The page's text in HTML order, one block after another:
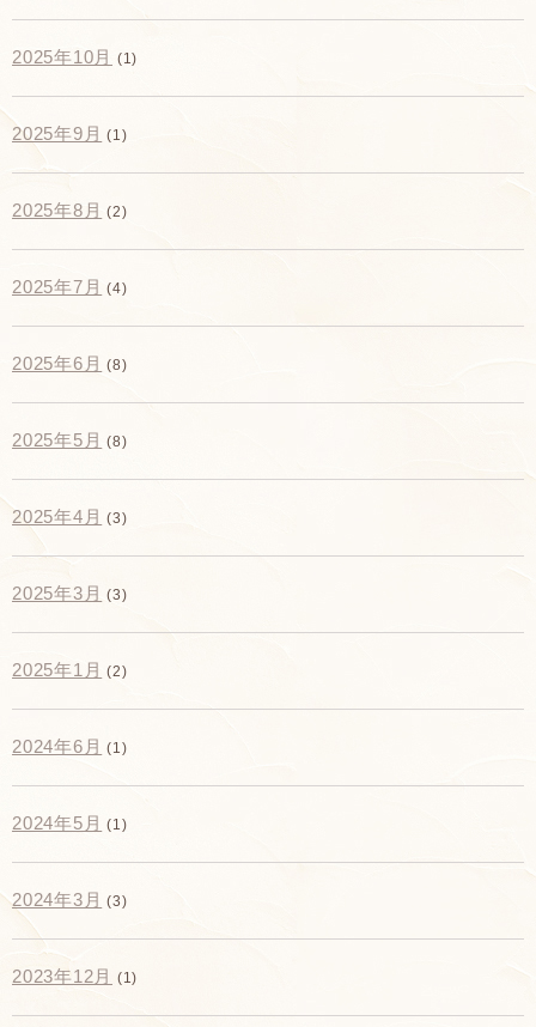
2025年10月 (1)
2025年9月 (1)
2025年8月 (2)
2025年7月 (4)
2025年6月 (8)
2025年5月 (8)
2025年4月 (3)
2025年3月 (3)
2025年1月 (2)
2024年6月 (1)
2024年5月 (1)
2024年3月 (3)
2023年12月 (1)